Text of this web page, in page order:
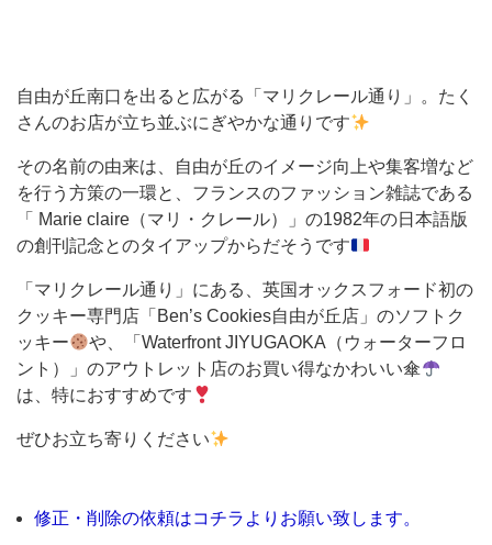
に
ぎ
や
か
な
通
り
で
す
の
前
自由が丘南口を出ると広がる「マリクレール通り」。たく
さんのお店が立ち並ぶにぎやかな通りです
その名前の由来は、自由が丘のイメージ向上や集客増など
を行う方策の一環と、フランスのファッション雑誌である
「 Marie claire（マリ・クレール）」の1982年の日本語版
の創刊記念とのタイアップからだそうです
「マリクレール通り」にある、英国オックスフォード初の
クッキー専門店「Ben’s Cookies自由が丘店」のソフトク
ッキー
や、「Waterfront JIYUGAOKA（ウォーターフロ
ント）」のアウトレット店のお買い得なかわいい傘
は、特におすすめです
ぜひお立ち寄りください
修正・削除の依頼はコチラよりお願い致します。